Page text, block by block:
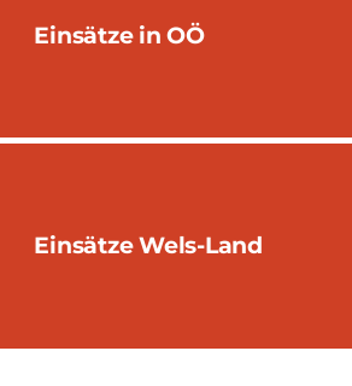
Einsätze in OÖ
Einsätze Wels-Land